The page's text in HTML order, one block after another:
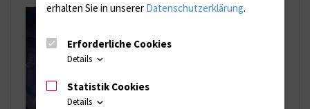
erhalten Sie in unserer Datenschutzerklärung.
Erforderliche Cookies
Details
Statistik Cookies
Details